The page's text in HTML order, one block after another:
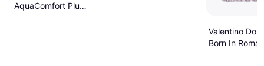
AquaComfort Plus
Valentino
Born In Roma